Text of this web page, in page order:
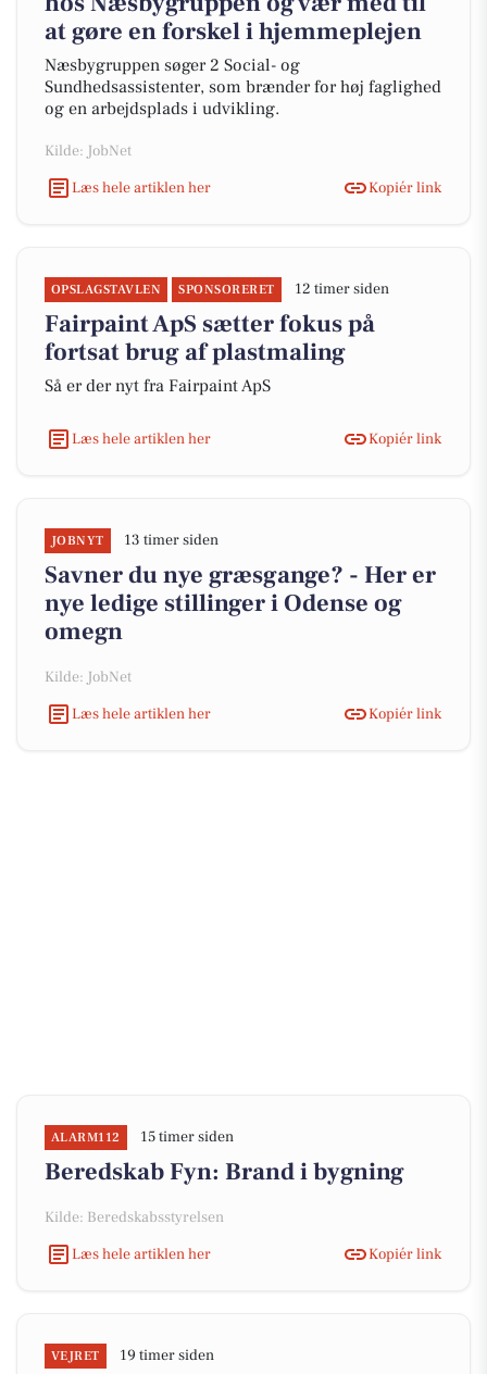
at gøre en forskel i hjemmeplejen
Næsbygruppen søger 2 Social- og
Sundhedsassistenter, som brænder for høj faglighed
og en arbejdsplads i udvikling.
Kilde: JobNet
Læs hele artiklen her
Kopiér link
OPSLAGSTAVLEN SPONSORERET 12 timer siden
Fairpaint ApS sætter fokus på
fortsat brug af plastmaling
Så er der nyt fra Fairpaint ApS
Læs hele artiklen her Kopiér link
JOBNYT 13 timer siden
Savner du nye græsgange? - Her er
nye ledige stillinger i Odense og
omegn
Kilde: JobNet
Læs hele artiklen her
Kopiér link
ALARM112 15 timer siden
Beredskab Fyn: Brand i bygning
Kilde: Beredskabsstyrelsen
Læs hele artiklen her
Kopiér link
VEJRET 19 timer siden